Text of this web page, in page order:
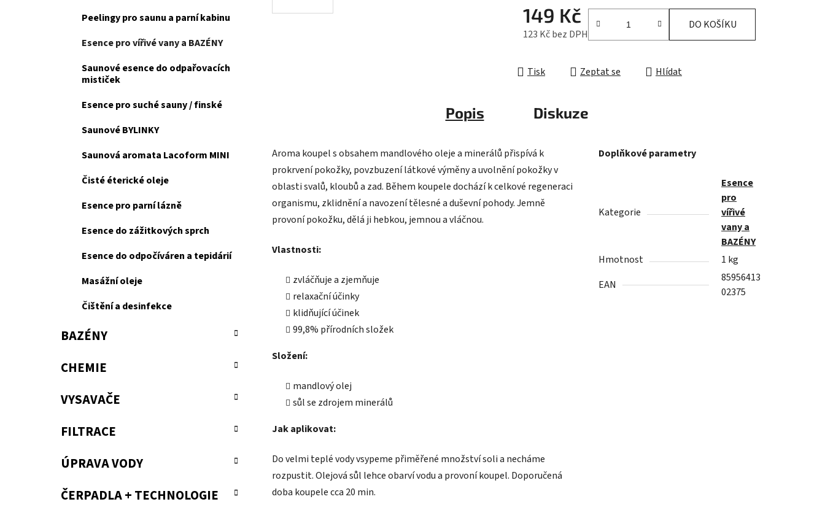
Peelingy pro saunu a parní kabinu
Esence pro vířivé vany a BAZÉNY
Saunové esence do odpařovacích
mističek
Esence pro suché sauny / finské
Saunové BYLINKY
Saunová aromata Lacoform MINI
Čisté éterické oleje
Esence pro parní lázně
Esence do zážitkových sprch
Esence do odpočíváren a tepidárií
Masážní oleje
Čištění a desinfekce
BAZÉNY
CHEMIE
VYSAVAČE
FILTRACE
ÚPRAVA VODY
ČERPADLA + TECHNOLOGIE
149 Kč
123 Kč bez DPH
DO KOŠÍKU
Tisk Zeptat se Hlídat
Popis Diskuze
Aroma koupel s obsahem mandlového oleje a minerálů přispívá k
prokrvení pokožky, povzbuzení látkové výměny a uvolnění pokožky v
oblasti svalů, kloubů a zad. Během koupele dochází k celkové regeneraci
organismu, zklidnění a navození tělesné a duševní pohody. Jemně
provoní pokožku, dělá ji hebkou, jemnou a vláčnou.
Vlastnosti:
zvláčňuje a zjemňuje
relaxační účinky
klidňující účinek
99,8% přírodních složek
Složení:
mandlový olej
sůl se zdrojem minerálů
Jak aplikovat:
Do velmi teplé vody vsypeme přiměřené množství soli a necháme
rozpustit. Olejová sůl lehce obarví vodu a provoní koupel. Doporučená
doba koupele cca 20 min.
Doplňkové parametry
Kategorie
Esence
pro
vířivé
vany a
BAZÉNY
Hmotnost
1 kg
EAN
85956413
02375